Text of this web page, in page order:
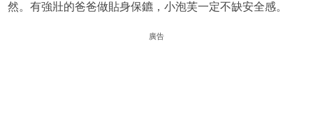
然。有強壯的爸爸做貼身保鑣，小泡芙一定不缺安全感。
廣告